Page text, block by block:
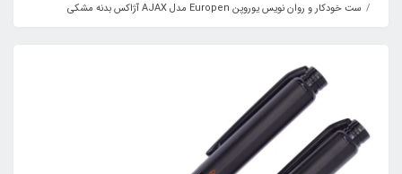
ست خودکار و روان نویس یوروپن Europen مدل AJAX آژاکس بدنه مشکی